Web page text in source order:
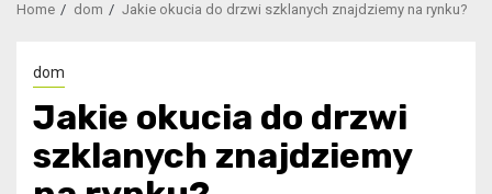
Home dom Jakie okucia do drzwi szklanych znajdziemy na rynku?
dom
Jakie okucia do drzwi
szklanych znajdziemy